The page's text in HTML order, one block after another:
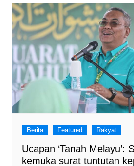
Berita Featured Rakyat
Ucapan ‘Tanah Melayu’:
kemuka surat tuntutan